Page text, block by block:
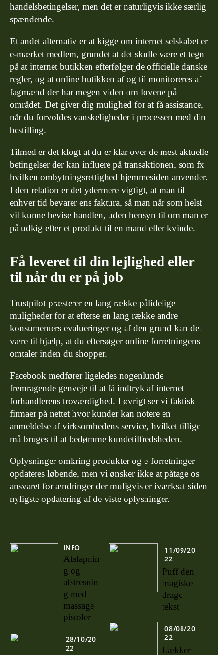
handelsbetingelser, men det er naturligvis ikke særlig
spændende.
Et andet alternativ er at kigge om internet selskabet er
e-mærket medlem, grundet at det skulle være et tegn
på at internet butikken efterfølger de officielle danske
regler, og at online butikken af og til monitoreres af
fagmænd der har megen viden om lovene på
området. Det giver dig mulighed for at få assistance,
når du forvoldes vanskeligheder i processen med din
bestilling.
Tilmed er det klogt at du er klar over de mest aktuelle
betingelser der kan influere på transaktionen, som fx
hvilken ombytningsrettighed hjemmesiden anvender.
I den relation er det ydermere vigtigt, at man til
enhver tid bevarer ens faktura, så man når som helst
vil kunne bevise handlen, uden hensyn til om man er
på udkig efter et produkt til en mand eller kvinde.
Få leveret til din lejlighed eller
til når du er på job
Trustpilot præsterer en lang række pålidelige
muligheder for at efterse en lang række andre
konsumenters evalueringer og af den grund kan det
være til hjælp, at du eftersøger online forretningens
omtaler inden du shopper.
Facebook medfører ligeledes nogenlunde
fremragende genveje til at få indtryk af internet
forhandlerens troværdighed. I øvrigt ser vi faktisk
firmaer på nettet hvor kunder kan notere en
anmeldelse af virksomhedens service, hvilket tillige
må bruges til at bedømme kundetilfredsheden.
Oplysninger omkring produkter og e-forretninger
opdateres løbende, men vi ønsker ikke at påtage os
ansvaret for ændringer der muligvis er iværksat siden
nyligste opdatering af de viste oplysninger.
INFO
Afslapnin
g og
afstresnin
g med
massage
pistoler
28/10/20
22
11/09/20
22
Puff den
magiske
drage
tekst
08/08/20
22
Lækker